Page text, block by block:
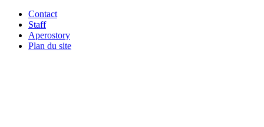
Contact
Staff
Aperostory
Plan du site